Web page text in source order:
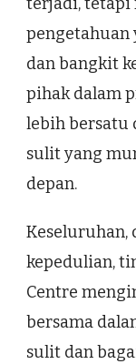
pengetahuan
dan bangkit
pihak dalam
lebih bersatu
sulit yang
depan.
Keseluruhan,
kepedulian,
Centre
bersama
sulit dan